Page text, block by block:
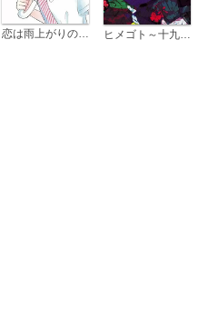
恋は雨上がりのように